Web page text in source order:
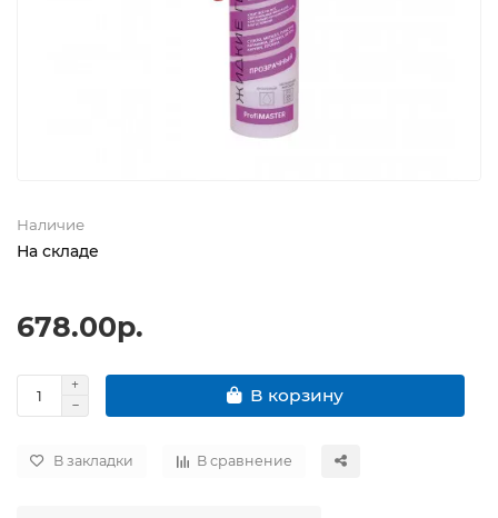
Наличие
На складе
678.00р.
В корзину
В закладки В сравнение